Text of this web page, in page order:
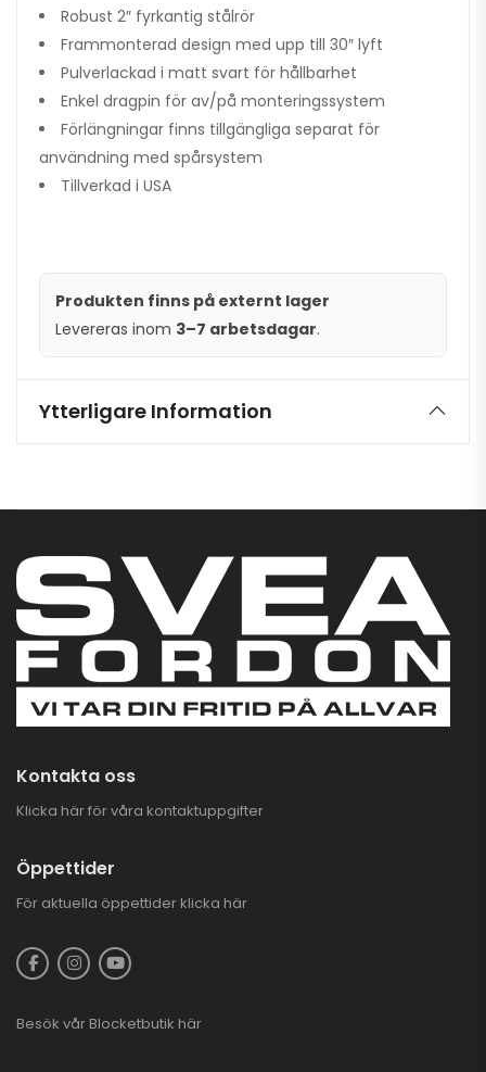
Robust 2″ fyrkantig stålrör
Frammonterad design med upp till 30″ lyft
Pulverlackad i matt svart för hållbarhet
Enkel dragpin för av/på monteringssystem
Förlängningar finns tillgängliga separat för
användning med spårsystem
Tillverkad i USA
Produkten finns på externt lager
Levereras inom 3–7 arbetsdagar.
Ytterligare Information
Kontakta oss
Klicka här för våra kontaktuppgifter
Öppettider
För aktuella öppettider klicka här
Besök vår Blocketbutik här